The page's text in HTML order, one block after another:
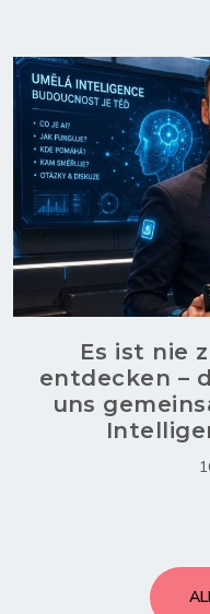
Es ist nie
entdecken –
uns